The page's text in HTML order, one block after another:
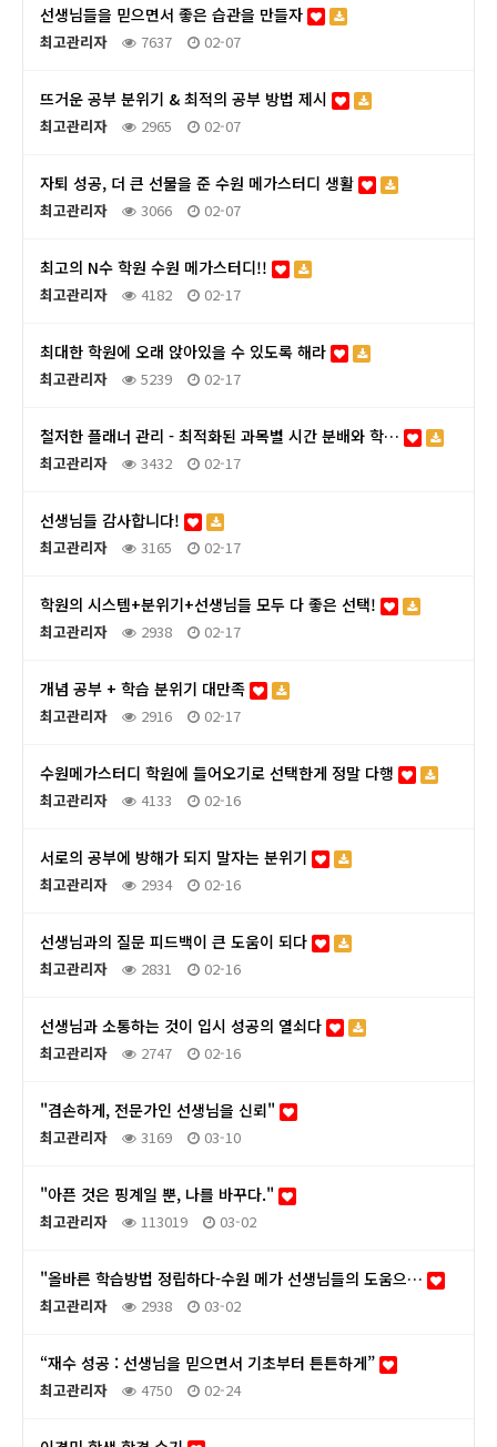
선생님들을 믿으면서 좋은 습관을 만들자
최고관리자 7637 02-07
뜨거운 공부 분위기 & 최적의 공부 방법 제시
최고관리자 2965 02-07
자퇴 성공, 더 큰 선물을 준 수원 메가스터디 생활
최고관리자 3066 02-07
최고의 N수 학원 수원 메가스터디!!
최고관리자 4182 02-17
최대한 학원에 오래 앉아있을 수 있도록 해라
최고관리자 5239 02-17
철저한 플래너 관리 - 최적화된 과목별 시간 분배와 학…
최고관리자 3432 02-17
선생님들 감사합니다!
최고관리자 3165 02-17
학원의 시스템+분위기+선생님들 모두 다 좋은 선택!
최고관리자 2938 02-17
개념 공부 + 학습 분위기 대만족
최고관리자 2916 02-17
수원메가스터디 학원에 들어오기로 선택한게 정말 다행
최고관리자 4133 02-16
서로의 공부에 방해가 되지 말자는 분위기
최고관리자 2934 02-16
선생님과의 질문 피드백이 큰 도움이 되다
최고관리자 2831 02-16
선생님과 소통하는 것이 입시 성공의 열쇠다
최고관리자 2747 02-16
"겸손하게, 전문가인 선생님을 신뢰"
최고관리자 3169 03-10
"아픈 것은 핑계일 뿐, 나를 바꾸다."
최고관리자 113019 03-02
"올바른 학습방법 정립하다-수원 메가 선생님들의 도움으…
최고관리자 2938 03-02
“재수 성공 : 선생님을 믿으면서 기초부터 튼튼하게”
최고관리자 4750 02-24